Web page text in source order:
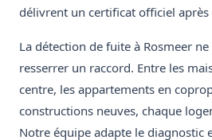
délivrent un certificat officiel
La détection de fuite à Rosmeer
resserrer un raccord. Entre les
centre, les appartements en
constructions neuves, chaque
Notre équipe adapte le diagnostic